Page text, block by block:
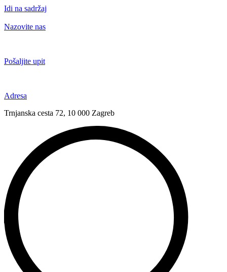
Idi na sadržaj
Nazovite nas
Pošaljite upit
Adresa
Trnjanska cesta 72, 10 000 Zagreb